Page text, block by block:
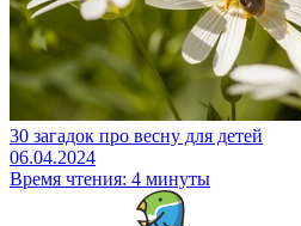
30 загадок про весну для детей
06.04.2024
Время чтения: 4 минуты